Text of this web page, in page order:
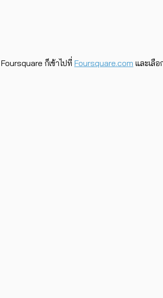
ก็เข้าไปที่ Foursquare.com และเลื